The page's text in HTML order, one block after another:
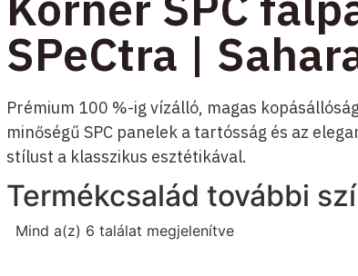
SPeCtra |
Prémium 100 %-ig vízálló, magas
minőségű SPC panelek a tartósság és az
stílust a klasszikus esztétikával.
Termékcsalád további
Mind a(z) 6 találat megjelenítve